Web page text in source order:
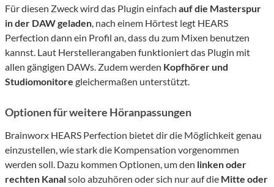
Für diesen Zweck wird das Plugin einfach auf die Masterspur
in der DAW geladen, nach einem Hörtest legt HEARS
Perfection dann ein Profil an, dass du zum Mixen benutzen
kannst. Laut Herstellerangaben funktioniert das Plugin mit
allen gängigen DAWs. Zudem werden Kopfhörer und
Studiomonitore gleichermaßen unterstützt.
Optionen für weitere Höranpassungen
Brainworx HEARS Perfection bietet dir die Möglichkeit genau
einzustellen, wie stark die Kompensation vorgenommen
werden soll. Dazu kommen Optionen, um den linken oder
rechten Kanalsolo abzuhören oder sich nur auf die Mitte oder